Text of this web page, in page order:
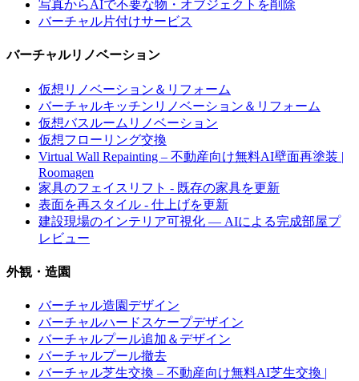
写真からAIで不要な物・オブジェクトを削除
バーチャル片付けサービス
バーチャルリノベーション
仮想リノベーション＆リフォーム
バーチャルキッチンリノベーション＆リフォーム
仮想バスルームリノベーション
仮想フローリング交換
Virtual Wall Repainting – 不動産向け無料AI壁面再塗装 |
Roomagen
家具のフェイスリフト - 既存の家具を更新
表面を再スタイル - 仕上げを更新
建設現場のインテリア可視化 — AIによる完成部屋プ
レビュー
外観・造園
バーチャル造園デザイン
バーチャルハードスケープデザイン
バーチャルプール追加＆デザイン
バーチャルプール撤去
バーチャル芝生交換 – 不動産向け無料AI芝生交換 |